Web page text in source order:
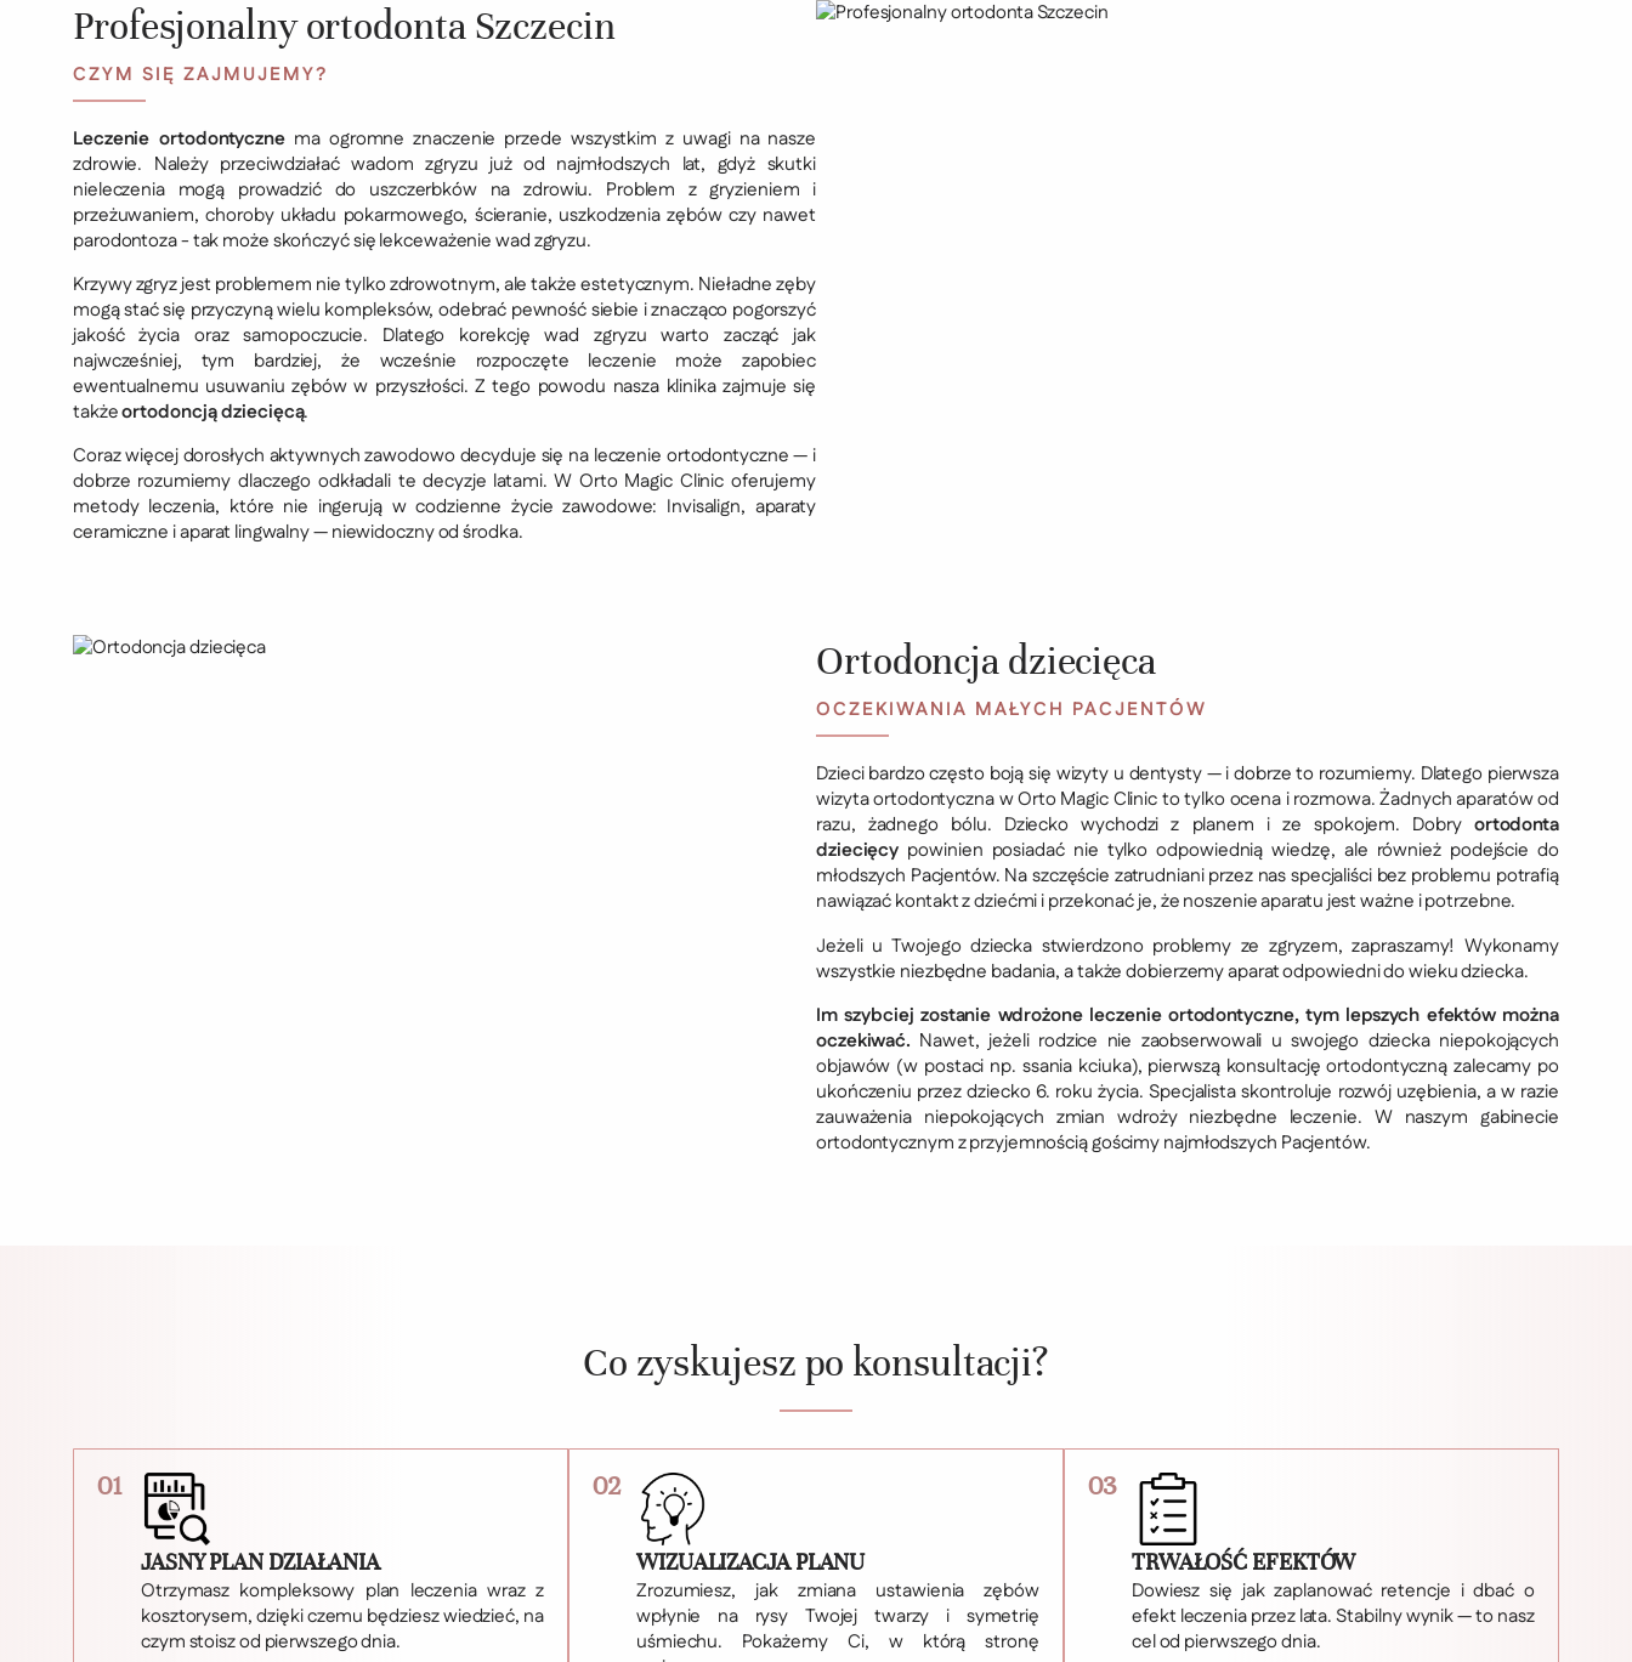
Profesjonalny ortodonta Szczecin
CZYM SIĘ ZAJMUJEMY?
Leczenie ortodontycznema ogromne znaczenie przede wszystkim z uwagi na nasze
zdrowie. Należy przeciwdziałać wadom zgryzu już od najmłodszych lat, gdyż skutki
nieleczenia mogą prowadzić do uszczerbków na zdrowiu. Problem z gryzieniem i
przeżuwaniem, choroby układu pokarmowego, ścieranie, uszkodzenia zębów czy nawet
parodontoza - tak może skończyć się lekceważenie wad zgryzu.
Krzywy zgryz jest problemem nie tylko zdrowotnym, ale także estetycznym. Nieładne zęby
mogą stać się przyczyną wielu kompleksów, odebrać pewność siebie i znacząco pogorszyć
jakość życia oraz samopoczucie. Dlatego korekcję wad zgryzu warto zacząć jak
najwcześniej, tym bardziej, że wcześnie rozpoczęte leczenie może zapobiec
ewentualnemu usuwaniu zębów w przyszłości. Z tego powodu nasza klinika zajmuje się
takżeortodoncją dziecięcą.
Coraz więcej dorosłych aktywnych zawodowo decyduje się na leczenie ortodontyczne — i
dobrze rozumiemy dlaczego odkładali te decyzje latami. W Orto Magic Clinic oferujemy
metody leczenia, które nie ingerują w codzienne życie zawodowe: Invisalign, aparaty
ceramiczne i aparat lingwalny — niewidoczny od środka.
Ortodoncja dziecięca
OCZEKIWANIA MAŁYCH PACJENTÓW
Dzieci bardzo często boją się wizyty u dentysty — i dobrze to rozumiemy. Dlatego pierwsza
wizyta ortodontyczna w Orto Magic Clinic to tylko ocena i rozmowa. Żadnych aparatów od
razu, żadnego bólu. Dziecko wychodzi z planem i ze spokojem. Dobry ortodonta
dziecięcy powinien posiadać nie tylko odpowiednią wiedzę, ale również podejście do
młodszych Pacjentów. Na szczęście zatrudniani przez nas specjaliści bez problemu potrafią
nawiązać kontakt z dziećmi i przekonać je, że noszenie aparatu jest ważne i potrzebne.
Jeżeli u Twojego dziecka stwierdzono problemy ze zgryzem, zapraszamy! Wykonamy
wszystkie niezbędne badania, a także dobierzemy aparat odpowiedni do wieku dziecka.
Im szybciej zostanie wdrożone leczenie ortodontyczne, tym lepszych efektów można
oczekiwać. Nawet, jeżeli rodzice nie zaobserwowali u swojego dziecka niepokojących
objawów (w postaci np. ssania kciuka), pierwszą konsultację ortodontyczną zalecamy po
ukończeniu przez dziecko 6. roku życia. Specjalista skontroluje rozwój uzębienia, a w razie
zauważenia niepokojących zmian wdroży niezbędne leczenie. W naszym gabinecie
ortodontycznym z przyjemnością gościmy najmłodszych Pacjentów.
Co zyskujesz po konsultacji?
01
JASNY PLAN DZIAŁANIA
Otrzymasz kompleksowy plan leczenia wraz z
kosztorysem, dzięki czemu będziesz wiedzieć, na
czym stoisz od pierwszego dnia.
02
WIZUALIZACJA PLANU
Zrozumiesz, jak zmiana ustawienia zębów
wpłynie na rysy Twojej twarzy i symetrię
uśmiechu. Pokażemy Ci, w którą stronę
03
TRWAŁOŚĆ EFEKTÓW
Dowiesz się jak zaplanować retencje i dbać o
efekt leczenia przez lata. Stabilny wynik — to nasz
cel od pierwszego dnia.